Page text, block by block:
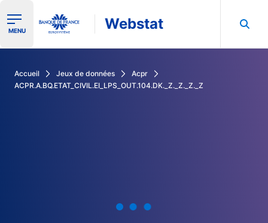
Ouvrir le menu de navigation
MENU Webstat
Accueil Jeux de données
Acpr
ACPR.A.BQ.ETAT_CIVIL.EI_LPS_OUT.104.DK._Z._Z._Z._Z